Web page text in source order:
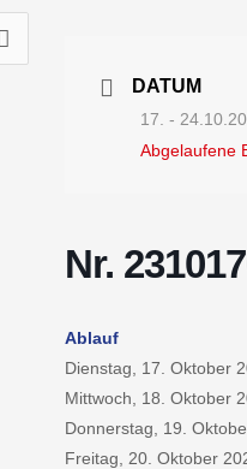
DATUM
17. -
Abgelaufene
Nr.
Ablauf
Dienstag, 17. Oktober
Mittwoch, 18. Oktober
Donnerstag, 19.
Freitag, 20. Oktober